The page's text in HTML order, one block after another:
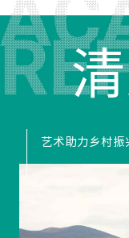
艺术助力乡村振